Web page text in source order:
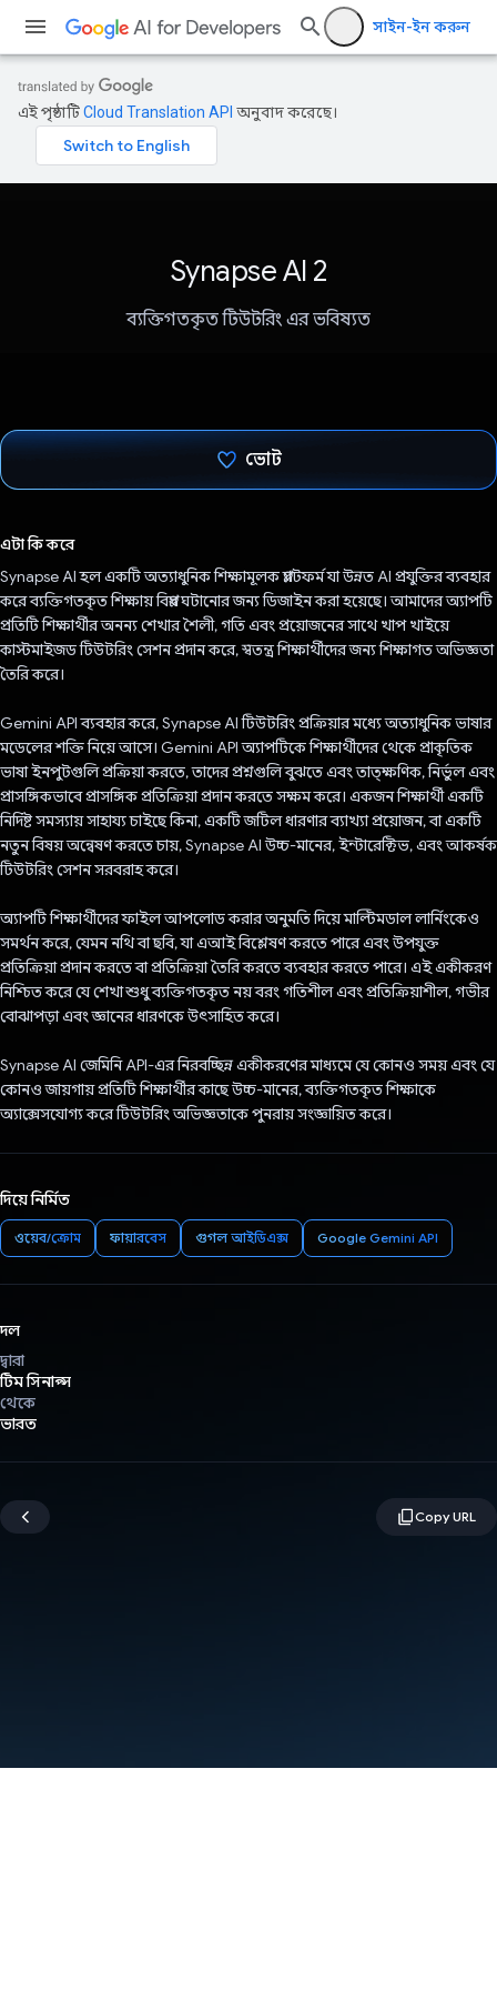
সাইন-ইন করুন
এই পৃষ্ঠাটিCloud Translation API অনুবাদ করেছে।
Synapse AI 2
ব্যক্তিগতকৃত টিউটরিং এর ভবিষ্যত
ভোট
এটা কি করে
Synapse AI হল একটি অত্যাধুনিক শিক্ষামূলক প্ল্যাটফর্ম যা উন্নত AI প্রযুক্তির ব্যবহার
করে ব্যক্তিগতকৃত শিক্ষায় বিপ্লব ঘটানোর জন্য ডিজাইন করা হয়েছে। আমাদের অ্যাপটি
প্রতিটি শিক্ষার্থীর অনন্য শেখার শৈলী, গতি এবং প্রয়োজনের সাথে খাপ খাইয়ে
কাস্টমাইজড টিউটরিং সেশন প্রদান করে, স্বতন্ত্র শিক্ষার্থীদের জন্য শিক্ষাগত অভিজ্ঞতা
তৈরি করে।
Gemini API ব্যবহার করে, Synapse AI টিউটরিং প্রক্রিয়ার মধ্যে অত্যাধুনিক ভাষার
মডেলের শক্তি নিয়ে আসে। Gemini API অ্যাপটিকে শিক্ষার্থীদের থেকে প্রাকৃতিক
ভাষা ইনপুটগুলি প্রক্রিয়া করতে, তাদের প্রশ্নগুলি বুঝতে এবং তাত্ক্ষণিক, নির্ভুল এবং
প্রাসঙ্গিকভাবে প্রাসঙ্গিক প্রতিক্রিয়া প্রদান করতে সক্ষম করে। একজন শিক্ষার্থী একটি
নির্দিষ্ট সমস্যায় সাহায্য চাইছে কিনা, একটি জটিল ধারণার ব্যাখ্যা প্রয়োজন, বা একটি
নতুন বিষয় অন্বেষণ করতে চায়, Synapse AI উচ্চ-মানের, ইন্টারেক্টিভ, এবং আকর্ষক
টিউটরিং সেশন সরবরাহ করে।
অ্যাপটি শিক্ষার্থীদের ফাইল আপলোড করার অনুমতি দিয়ে মাল্টিমডাল লার্নিংকেও
সমর্থন করে, যেমন নথি বা ছবি, যা এআই বিশ্লেষণ করতে পারে এবং উপযুক্ত
প্রতিক্রিয়া প্রদান করতে বা প্রতিক্রিয়া তৈরি করতে ব্যবহার করতে পারে। এই একীকরণ
নিশ্চিত করে যে শেখা শুধু ব্যক্তিগতকৃত নয় বরং গতিশীল এবং প্রতিক্রিয়াশীল, গভীর
বোঝাপড়া এবং জ্ঞানের ধারণকে উৎসাহিত করে।
Synapse AI জেমিনি API-এর নিরবচ্ছিন্ন একীকরণের মাধ্যমে যে কোনও সময় এবং যে
কোনও জায়গায় প্রতিটি শিক্ষার্থীর কাছে উচ্চ-মানের, ব্যক্তিগতকৃত শিক্ষাকে
অ্যাক্সেসযোগ্য করে টিউটরিং অভিজ্ঞতাকে পুনরায় সংজ্ঞায়িত করে।
দিয়ে নির্মিত
ওয়েব/ক্রোম ফায়ারবেস গুগল আইডিএক্স Google Gemini API
দল
দ্বারা
টিম সিনাপ্স
থেকে
ভারত